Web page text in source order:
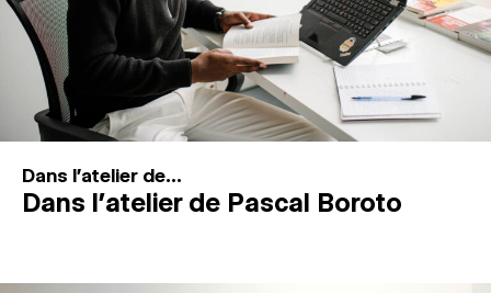
Recherche
Connexion
↓
Dans l'atelier de...
Dans l’atelier de Pascal Boroto